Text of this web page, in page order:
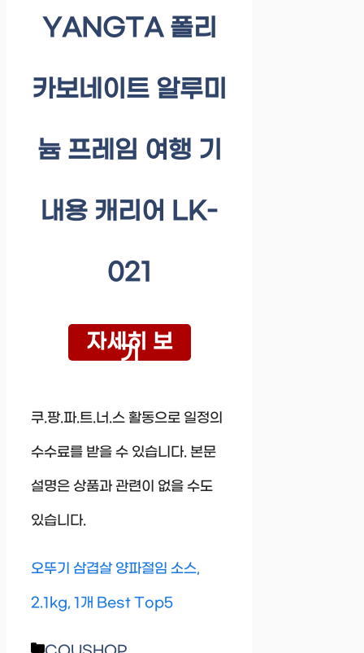
YANGTA 폴리
카보네이트 알루미
늄 프레임 여행 기
내용 캐리어 LK-
021
자세히 보
기
쿠.팡.파.트.너.스 활동으로 일정의
수수료를 받을 수 있습니다. 본문
설명은 상품과 관련이 없을 수도
있습니다.
오뚜기 삼겹살 양파절임 소스,
2.1kg, 1개 Best Top5